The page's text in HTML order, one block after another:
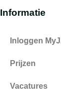
Informatie
Inloggen
Prijzen
Vacatures